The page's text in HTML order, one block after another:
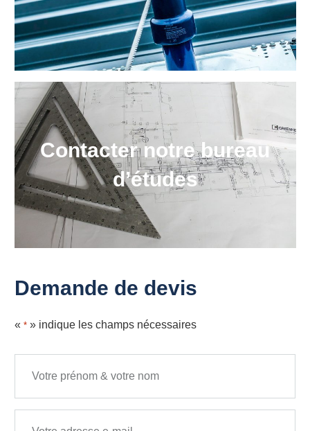
Contacter notre bureau
d’études
Demande de devis
« *» indique les champs nécessaires